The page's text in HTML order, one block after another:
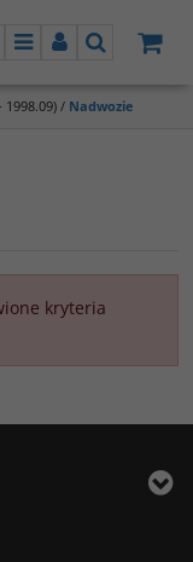
MenuPanelSzukaj
1998.09) / Nadwozie
kryteria